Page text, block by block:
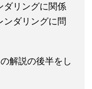
ダリングに関係
ンダリングに問
解説の後半をし